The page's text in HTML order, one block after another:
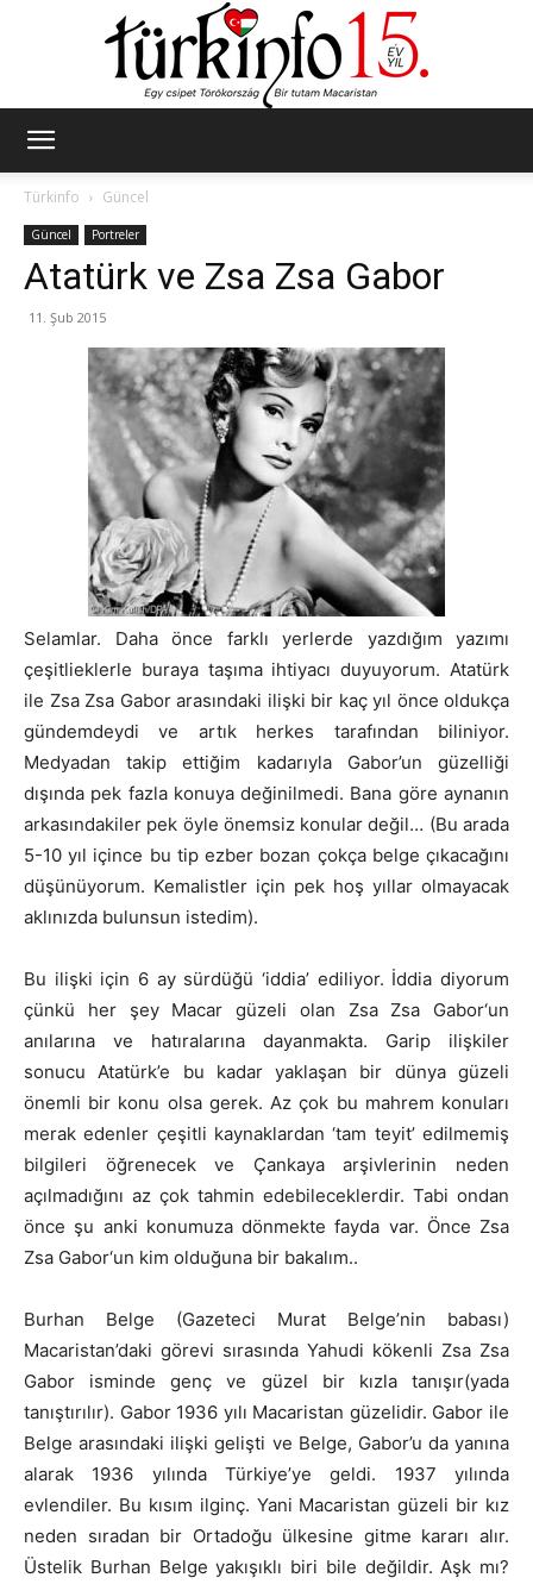
Türkinfo
Güncel
Güncel Portreler
Atatürk ve Zsa Zsa Gabor
11. Şub 2015
Selamlar. Daha önce farklı yerlerde yazdığım yazımı
çeşitlieklerle buraya taşıma ihtiyacı duyuyorum. Atatürk
ile Zsa Zsa Gabor arasındaki ilişki bir kaç yıl önce oldukça
gündemdeydi ve artık herkes tarafından biliniyor.
Medyadan takip ettiğim kadarıyla Gabor’un güzelliği
dışında pek fazla konuya değinilmedi. Bana göre aynanın
arkasındakiler pek öyle önemsiz konular değil… (Bu arada
5-10 yıl içince bu tip ezber bozan çokça belge çıkacağını
düşünüyorum. Kemalistler için pek hoş yıllar olmayacak
aklınızda bulunsun istedim).
Bu ilişki için 6 ay sürdüğü ‘iddia’ ediliyor. İddia diyorum
çünkü her şey Macar güzeli olan Zsa Zsa Gabor‘un
anılarına ve hatıralarına dayanmakta. Garip ilişkiler
sonucu Atatürk’e bu kadar yaklaşan bir dünya güzeli
önemli bir konu olsa gerek. Az çok bu mahrem konuları
merak edenler çeşitli kaynaklardan ‘tam teyit’ edilmemiş
bilgileri öğrenecek ve Çankaya arşivlerinin neden
açılmadığını az çok tahmin edebileceklerdir. Tabi ondan
önce şu anki konumuza dönmekte fayda var. Önce Zsa
Zsa Gabor‘un kim olduğuna bir bakalım..
Burhan Belge (Gazeteci Murat Belge’nin babası)
Macaristan’daki görevi sırasında Yahudi kökenli Zsa Zsa
Gabor isminde genç ve güzel bir kızla tanışır(yada
tanıştırılır). Gabor 1936 yılı Macaristan güzelidir. Gabor ile
Belge arasındaki ilişki gelişti ve Belge, Gabor’u da yanına
alarak 1936 yılında Türkiye’ye geldi. 1937 yılında
evlendiler. Bu kısım ilginç. Yani Macaristan güzeli bir kız
neden sıradan bir Ortadoğu ülkesine gitme kararı alır.
Üstelik Burhan Belge yakışıklı biri bile değildir. Aşk mı?